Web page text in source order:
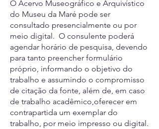
O Acervo Museográfico e Arquivístico
do Museu da Maré pode ser
consultado presencialmente ou por
meio digital. O consulente poderá
agendar horário de pesquisa, devendo
para tanto preencher formulário
próprio, informando o objetivo do
trabalho e assumindo o compromisso
de citação da fonte, além de, em caso
de trabalho acadêmico,oferecer em
contrapartida um exemplar do
trabalho, por meio impresso ou digital.